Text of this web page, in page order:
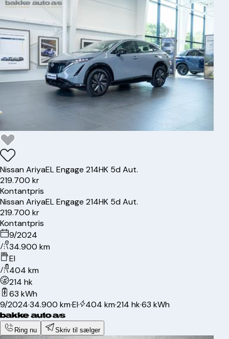
NissanAriyaEL Engage 214HK 5d Aut.
219.700 kr
Kontantpris
NissanAriyaEL Engage 214HK 5d Aut.
219.700 kr
Kontantpris
9/2024
34.900 km
El
404 km
214 hk
63 kWh
9/2024·34.900 km·El· 404 km·214 hk·63 kWh
Ring nu Skriv til sælger